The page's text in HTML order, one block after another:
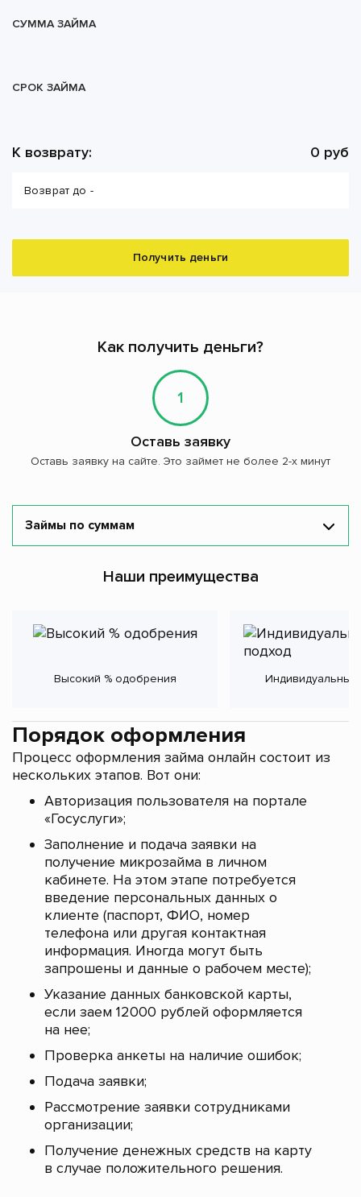
СУММА ЗАЙМА
СРОК ЗАЙМА
К возврату: 0 руб
Возврат до -
Получить деньги
Как получить деньги?
1
Оставь заявку
Оставь заявку на сайте. Это займет не более 2-х минут
Займы по суммам
Наши преимущества
Высокий % одобрения Индивидуальный
Порядок оформления
Процесс оформления займа онлайн состоит из
нескольких этапов. Вот они:
Авторизация пользователя на портале
«Госуслуги»;
Заполнение и подача заявки на
получение микрозайма в личном
кабинете. На этом этапе потребуется
введение персональных данных о
клиенте (паспорт, ФИО, номер
телефона или другая контактная
информация. Иногда могут быть
запрошены и данные о рабочем месте);
Указание данных банковской карты,
если заем 12000 рублей оформляется
на нее;
Проверка анкеты на наличие ошибок;
Подача заявки;
Рассмотрение заявки сотрудниками
организации;
Получение денежных средств на карту
в случае положительного решения.